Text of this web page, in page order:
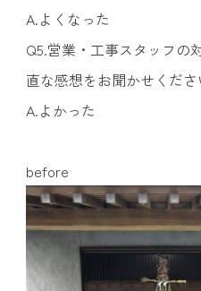
A.よくなった
Q5.営業・工事スタッフの
直な感想をお聞かせくださ
A.よかった
before